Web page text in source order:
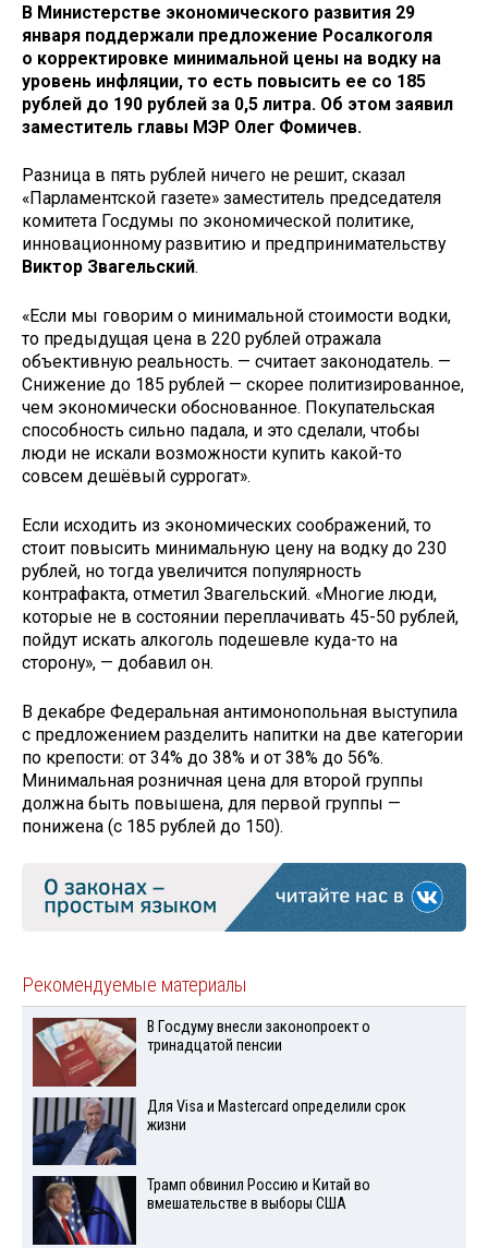
В Министерстве экономического развития 29
января поддержали предложение Росалкоголя
о корректировке минимальной цены на водку на
уровень инфляции, то есть повысить ее со 185
рублей до 190 рублей за 0,5 литра. Об этом заявил
заместитель главы МЭР Олег Фомичев.
Разница в пять рублей ничего не решит, сказал
«Парламентской газете» заместитель председателя
комитета Госдумы по экономической политике,
инновационному развитию и предпринимательству
Виктор Звагельский.
«Если мы говорим о минимальной стоимости водки,
то предыдущая цена в 220 рублей отражала
объективную реальность. — считает законодатель. —
Снижение до 185 рублей — скорее политизированное,
чем экономически обоснованное. Покупательская
способность сильно падала, и это сделали, чтобы
люди не искали возможности купить какой-то
совсем дешёвый суррогат».
Если исходить из экономических соображений, то
стоит повысить минимальную цену на водку до 230
рублей, но тогда увеличится популярность
контрафакта, отметил Звагельский. «Многие люди,
которые не в состоянии переплачивать 45-50 рублей,
пойдут искать алкоголь подешевле куда-то на
сторону», — добавил он.
В декабре Федеральная антимонопольная выступила
с предложением разделить напитки на две категории
по крепости: от 34% до 38% и от 38% до 56%.
Минимальная розничная цена для второй группы
должна быть повышена, для первой группы —
понижена (с 185 рублей до 150).
Рекомендуемые материалы
В Госдуму внесли законопроект о
тринадцатой пенсии
Для Visа и Mastercard определили срок
жизни
Трамп обвинил Россию и Китай во
вмешательстве в выборы США